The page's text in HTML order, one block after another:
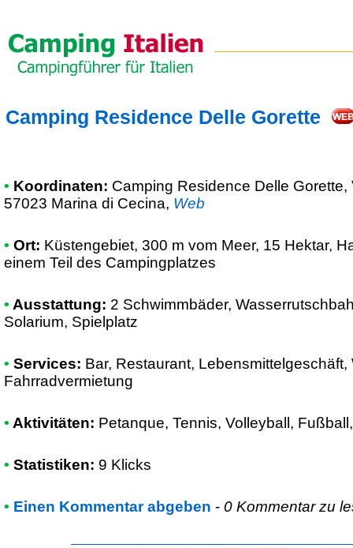
Camping Residence Delle Gorette
• Koordinaten: Camping Residence Delle Gorette,
57023 Marina di Cecina, Web
• Ort: Küstengebiet, 300 m vom Meer, 15 Hektar,
einem Teil des Campingplatzes
• Ausstattung: 2 Schwimmbäder,
Solarium, Spielplatz
• Services: Bar, Restaurant,
Fahrradvermietung
• Aktivitäten: Petanque, Tennis, Volleyball,
• Statistiken: 9 Klicks
• Einen Kommentar abgeben - 0 Kommentar zu